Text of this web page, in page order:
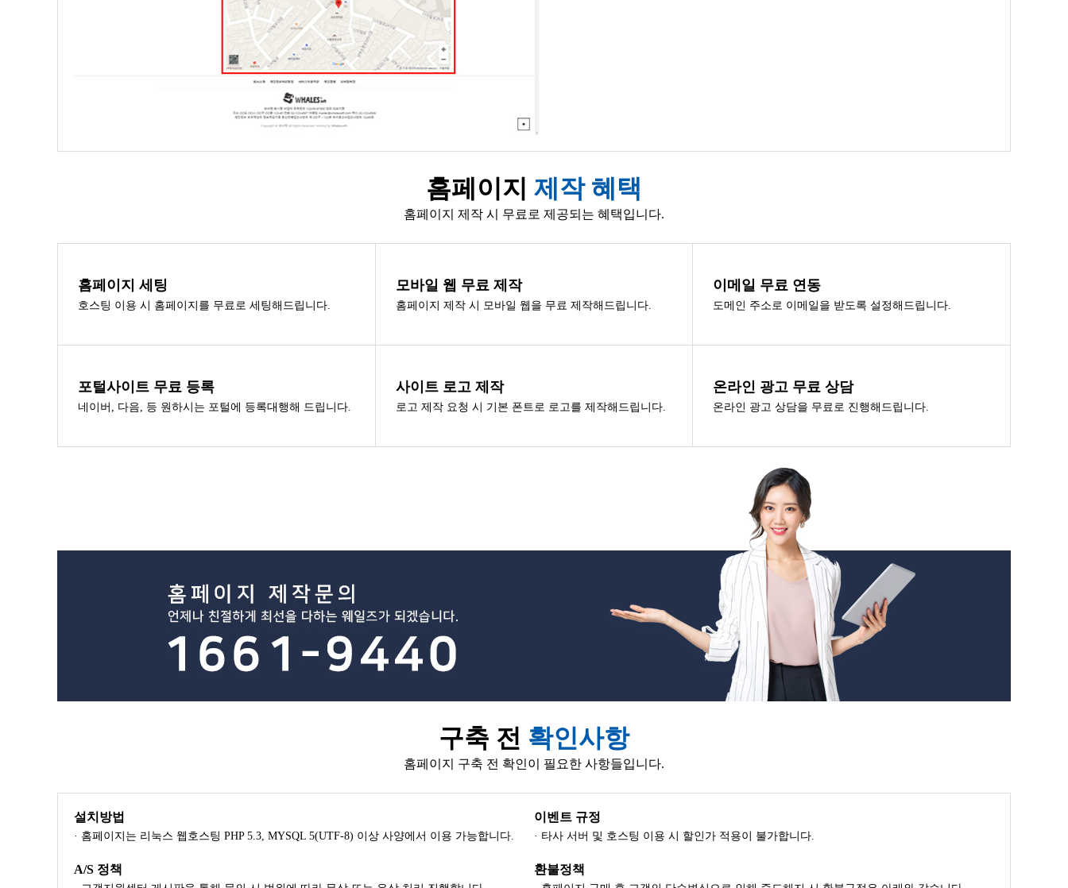
홈페이지 제작 혜택
홈페이지 제작 시 무료로 제공되는 혜택입니다.
홈페이지 세팅
호스팅 이용 시 홈페이지를 무료로 세팅해드립니다.
모바일 웹 무료 제작
홈페이지 제작 시 모바일 웹을 무료 제작해드립니다.
이메일 무료 연동
도메인 주소로 이메일을 받도록 설정해드립니다.
포털사이트 무료 등록
네이버, 다음, 등 원하시는 포털에 등록대행해 드립니다.
사이트 로고 제작
로고 제작 요청 시 기본 폰트로 로고를 제작해드립니다.
온라인 광고 무료 상담
온라인 광고 상담을 무료로 진행해드립니다.
구축 전 확인사항
홈페이지 구축 전 확인이 필요한 사항들입니다.
설치방법
· 홈페이지는 리눅스 웹호스팅 PHP 5.3, MYSQL 5(UTF-8) 이상 사양에서 이용 가능합니다.
이벤트 규정
· 타사 서버 및 호스팅 이용 시 할인가 적용이 불가합니다.
A/S 정책 환불정책